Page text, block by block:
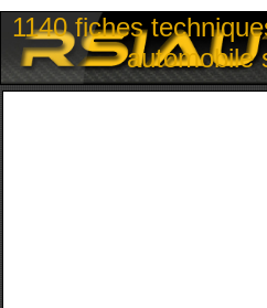
1140 fiches
automobile